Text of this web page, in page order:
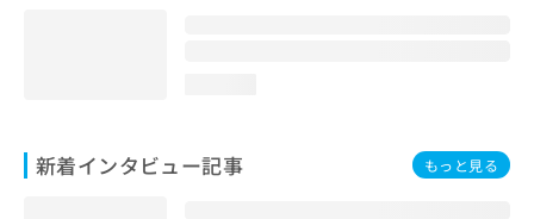
新着インタビュー記事 もっと見る